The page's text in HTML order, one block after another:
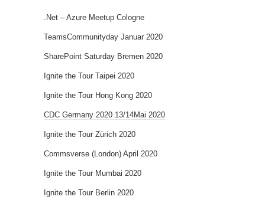
.Net – Azure Meetup Cologne
TeamsCommunityday Januar 2020
SharePoint Saturday Bremen 2020
Ignite the Tour Taipei 2020
Ignite the Tour Hong Kong 2020
CDC Germany 2020 13/14Mai 2020
Ignite the Tour Zürich 2020
Commsverse (London) April 2020
Ignite the Tour Mumbai 2020
Ignite the Tour Berlin 2020